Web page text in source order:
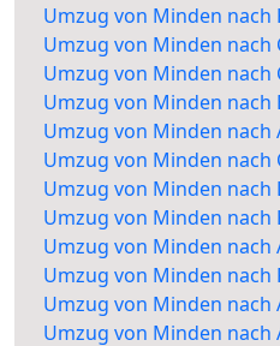
Umzug von Minden nach
Umzug von Minden nach
Umzug von Minden nach
Umzug von Minden nach
Umzug von Minden nach
Umzug von Minden nach
Umzug von Minden nach
Umzug von Minden nach
Umzug von Minden nach
Umzug von Minden nach
Umzug von Minden nach
Umzug von Minden nach